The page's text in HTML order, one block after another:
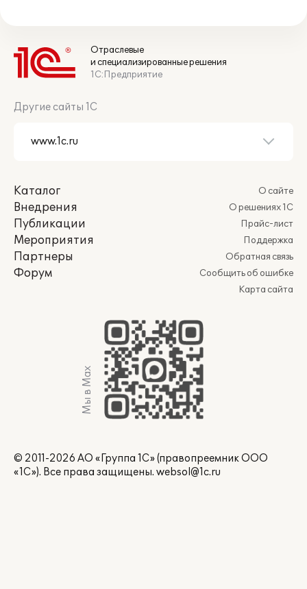
Отраслевые
и специализированные решения
1С:Предприятие
Другие сайты 1С
Каталог
Внедрения
Публикации
Мероприятия
Партнеры
Форум
О сайте
О решениях 1С
Прайс-лист
Поддержка
Обратная связь
Сообщить об ошибке
Карта сайта
Мы в Max
© 2011-2026 АО «Группа 1С» (правопреемник ООО
«1С»). Все права защищены. websol@1c.ru